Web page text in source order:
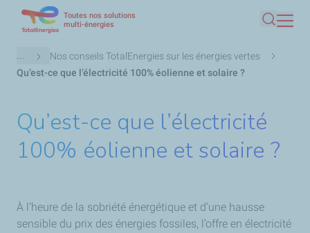
contenu
principal
Toutes nos solutions
multi-énergies
Fil
d'Ariane
...
Nos conseils TotalEnergies sur les énergies vertes
Qu’est-ce que l’électricité 100% éolienne et solaire ?
Qu’est-ce que l’électricité
100% éolienne et solaire ?
À l’heure de la sobriété énergétique et d’une hausse
sensible du prix des énergies fossiles, l’offre en électricité